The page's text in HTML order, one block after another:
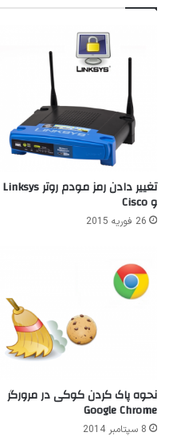
تغییر دادن رمز مودم روتر Linksys
و Cisco
26 فوریه 2015
نحوه پاک کردن کوکی در مرورگر
Google Chrome
8 سپتامبر 2014